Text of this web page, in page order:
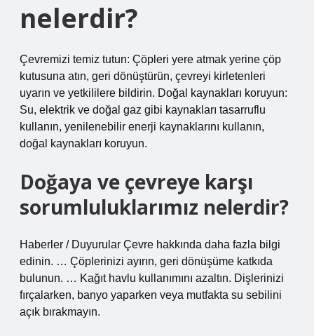
nelerdir?
Çevremizi temiz tutun: Çöpleri yere atmak yerine çöp
kutusuna atın, geri dönüştürün, çevreyi kirletenleri
uyarın ve yetkililere bildirin. Doğal kaynakları koruyun:
Su, elektrik ve doğal gaz gibi kaynakları tasarruflu
kullanın, yenilenebilir enerji kaynaklarını kullanın,
doğal kaynakları koruyun.
Doğaya ve çevreye karşı
sorumluluklarımız nelerdir?
Haberler / Duyurular Çevre hakkında daha fazla bilgi
edinin. … Çöplerinizi ayırın, geri dönüşüme katkıda
bulunun. … Kağıt havlu kullanımını azaltın. Dişlerinizi
fırçalarken, banyo yaparken veya mutfakta su sebilini
açık bırakmayın.